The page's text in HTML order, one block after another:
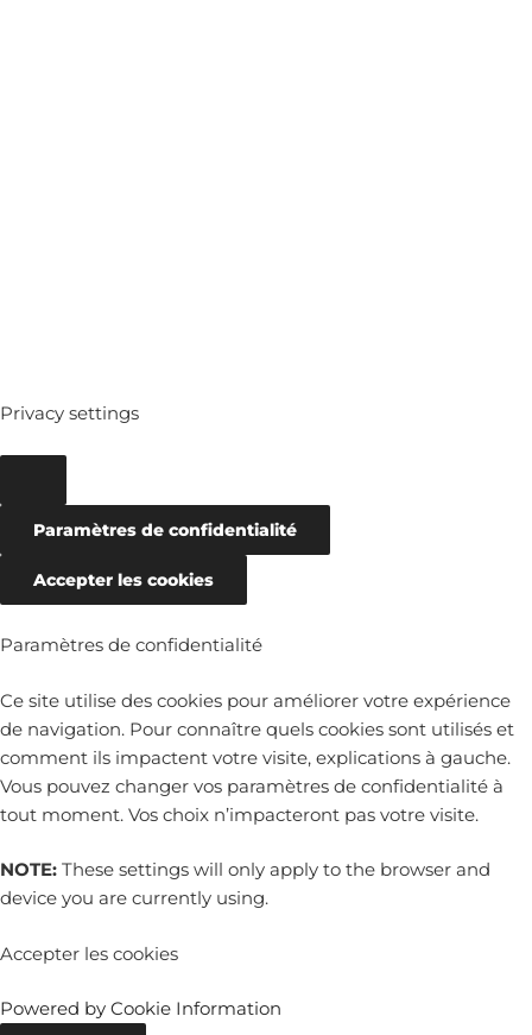
Privacy settings
Paramètres de confidentialité
Accepter les cookies
Paramètres de confidentialité
Ce site utilise des cookies pour améliorer votre expérience
de navigation. Pour connaître quels cookies sont utilisés et
comment ils impactent votre visite, explications à gauche.
Vous pouvez changer vos paramètres de confidentialité à
tout moment. Vos choix n’impacteront pas votre visite.
NOTE: These settings will only apply to the browser and
device you are currently using.
Accepter les cookies
Powered by Cookie Information